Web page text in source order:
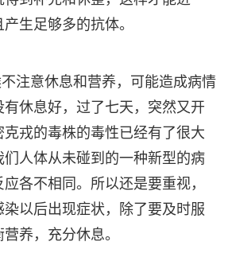
生足够多的抗体。
注意休息和营养，可能造成病情
休息好，过了七天，突然又开
戎的毒株的毒性已经有了很大
们人体从未碰到的一种新型的病
各不相同。所以还是要重视，
以后出现症状，除了要及时服
养，充分休息。